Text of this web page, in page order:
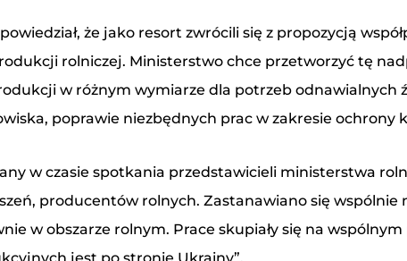
że jako resort zwrócili się z propozycją
rolniczej. Ministerstwo chce przetworzyć tę
w różnym wymiarze dla potrzeb odnawialnych
poprawie niezbędnych prac w zakresie
w czasie spotkania przedstawicieli ministerstwa
producentów rolnych. Zastanawiano się wspólnie
w obszarze rolnym. Prace skupiały się na